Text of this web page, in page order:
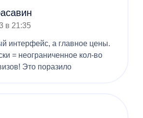
в 21:35
интерфейс, а главное цены.
= неограниченное кол-во
Это поразило